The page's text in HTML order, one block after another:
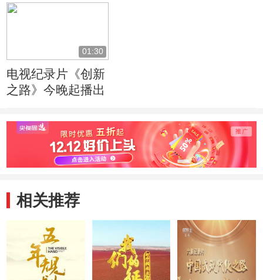
01:30
电视纪录片《创新
之路》今晚起播出
相关推荐